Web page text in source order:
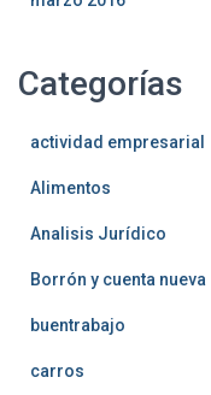
Categorías
actividad empresarial
Alimentos
Analisis Jurídico
Borrón y cuenta nueva
buentrabajo
carros